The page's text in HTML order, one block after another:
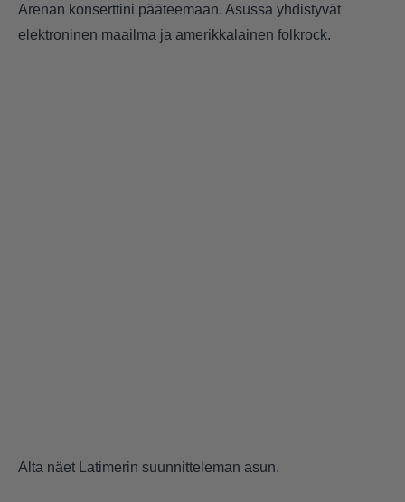
Arenan konserttini pääteemaan. Asussa yhdistyvät
elektroninen maailma ja amerikkalainen folkrock.
Alta näet Latimerin suunnitteleman asun.